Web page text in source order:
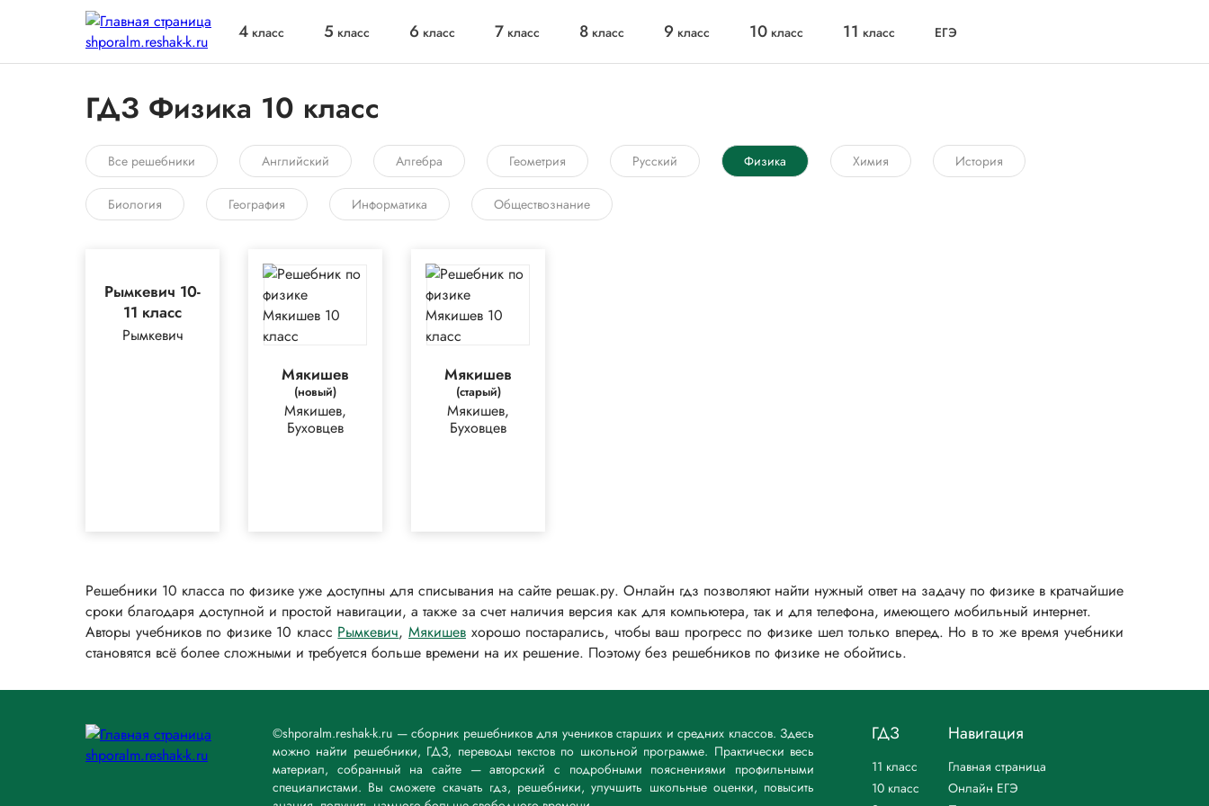
4 класс 5 класс 6 класс 7 класс 8 класс 9 класс 10 класс 11 класс ЕГЭ
ГДЗ Физика 10 класс
Все решебники Английский Алгебра Геометрия Русский Физика Химия История
Биология География Информатика Обществознание
Рымкевич 10-
11 класс
Рымкевич
Мякишев
(новый)
Мякишев,
Буховцев
Мякишев
(старый)
Мякишев,
Буховцев
Решебники 10 класса по физике уже доступны для списывания на сайте решак.ру. Онлайн гдз позволяют найти нужный ответ на задачу по физике в кратчайшие
сроки благодаря доступной и простой навигации, а также за счет наличия версия как для компьютера, так и для телефона, имеющего мобильный интернет.
Авторы учебников по физике 10 класс Рымкевич, Мякишевхорошо постарались, чтобы ваш прогресс по физике шел только вперед. Но в то же время учебники
становятся всё более сложными и требуется больше времени на их решение. Поэтому без решебников по физике не обойтись.
©shporalm.reshak-k.ru — сборник решебников для учеников старших и средних классов. Здесь
можно найти решебники, ГДЗ, переводы текстов по школьной программе. Практически весь
материал, собранный на сайте — авторский с подробными пояснениями профильными
специалистами. Вы сможете скачать гдз, решебники, улучшить школьные оценки, повысить
ГДЗ
11 класс
10 класс
Навигация
Главная страница
Онлайн ЕГЭ